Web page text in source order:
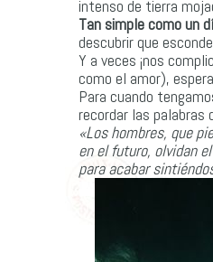
intenso de tierra
Tan simple como un
descubrir que
Y a veces ¡nos
como el amor),
Para cuando
recordar las palabras
«Los hombres, que
en el futuro, olvidan
para acabar